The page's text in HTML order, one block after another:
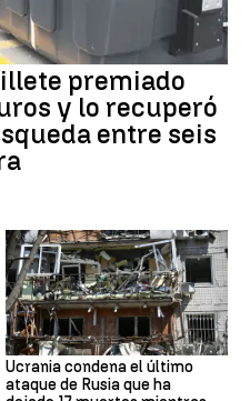
premiado
y lo recuperó
entre seis
Ucrania condena el último
ataque de Rusia que ha